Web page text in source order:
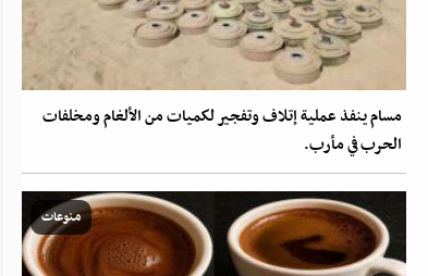
مسام ينفذ عملية إتلاف وتفجير لكميات من الألغام ومخلفات
الحرب في مأرب.
منوعات